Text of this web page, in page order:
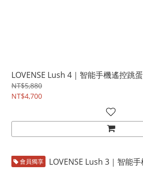
LOVENSE Lush 4｜智能手機遙控跳蛋
NT$5,880
NT$4,700
會員獨享